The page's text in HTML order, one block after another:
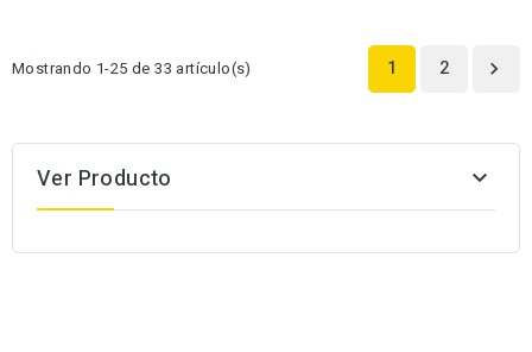
Mostrando 1-25 de 33 artículo(s) 1 2 
Ver Producto 